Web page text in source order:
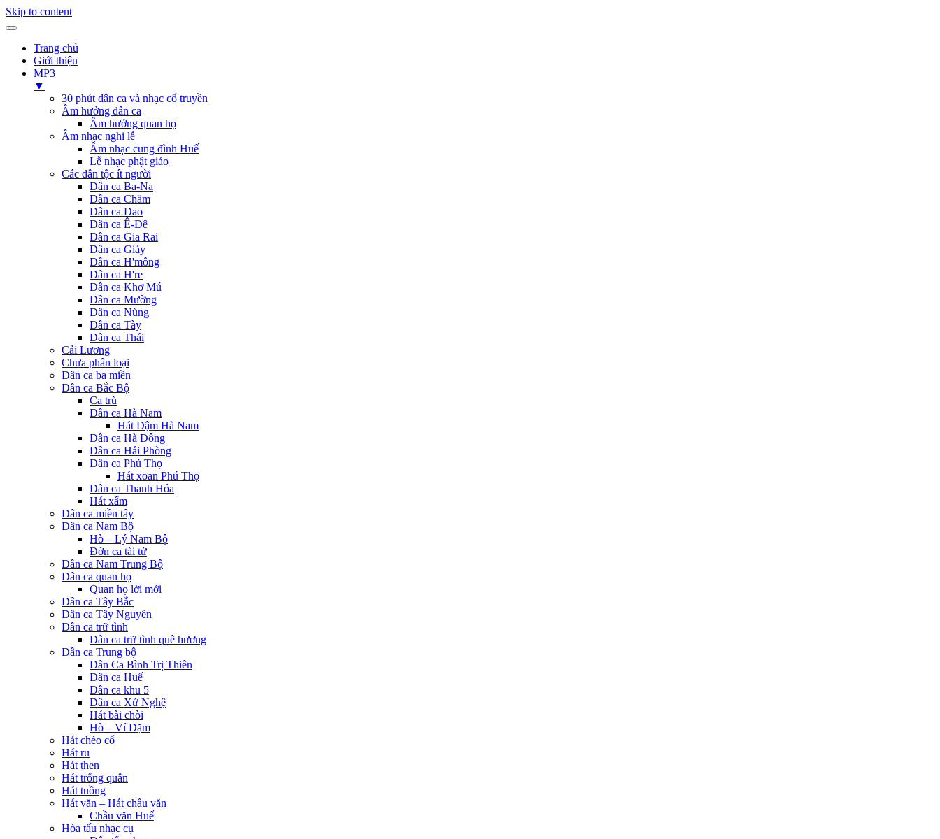
Skip to content
Trang chủ
Giới thiệu
MP3
▼
30 phút dân ca và nhạc cổ truyền
Âm hưởng dân ca
Âm hưởng quan họ
Âm nhạc nghi lễ
Âm nhạc cung đình Huế
Lễ nhạc phật giáo
Các dân tộc ít người
Dân ca Ba-Na
Dân ca Chăm
Dân ca Dao
Dân ca Ê-Đê
Dân ca Gia Rai
Dân ca Giáy
Dân ca H'mông
Dân ca H're
Dân ca Khơ Mú
Dân ca Mường
Dân ca Nùng
Dân ca Tày
Dân ca Thái
Cải Lương
Chưa phân loại
Dân ca ba miền
Dân ca Bắc Bộ
Ca trù
Dân ca Hà Nam
Hát Dậm Hà Nam
Dân ca Hà Đông
Dân ca Hải Phòng
Dân ca Phú Thọ
Hát xoan Phú Thọ
Dân ca Thanh Hóa
Hát xẩm
Dân ca miền tây
Dân ca Nam Bộ
Hò – Lý Nam Bộ
Đờn ca tài tử
Dân ca Nam Trung Bộ
Dân ca quan họ
Quan họ lời mới
Dân ca Tây Bắc
Dân ca Tây Nguyên
Dân ca trữ tình
Dân ca trữ tình quê hương
Dân ca Trung bộ
Dân Ca Bình Trị Thiên
Dân ca Huế
Dân ca khu 5
Dân ca Xứ Nghệ
Hát bài chòi
Hò – Ví Dặm
Hát chèo cổ
Hát ru
Hát then
Hát trống quân
Hát tuồng
Hát văn – Hát chầu văn
Chầu văn Huế
Hòa tấu nhạc cụ